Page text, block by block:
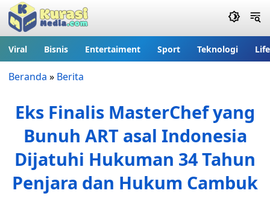
Viral Bisnis Entertaiment Sport Teknologi
Beranda » Berita
Eks Finalis MasterChef yang
Bunuh ART asal Indonesia
Dijatuhi Hukuman 34 Tahun
Penjara dan Hukum Cambuk